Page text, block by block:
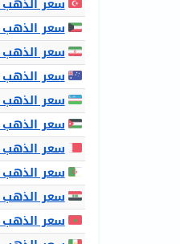
سعر الذهب
سعر
سعر الذهب
سعر الذهب
سعر
سعر الذهب
سعر الذهب
سعر الذهب
سعر الذهب
سعر